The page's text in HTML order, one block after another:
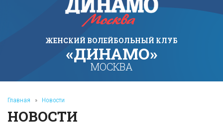
ЖЕНСКИЙ ВОЛЕЙБОЛЬНЫЙ КЛУБ
«ДИНАМО»
МОСКВА
Главная » Новости
НОВОСТИ